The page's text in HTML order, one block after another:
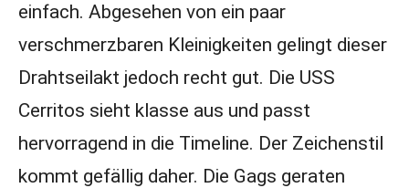
einfach. Abgesehen von ein paar
verschmerzbaren Kleinigkeiten gelingt dieser
Drahtseilakt jedoch recht gut. Die USS
Cerritos sieht klasse aus und passt
hervorragend in die Timeline. Der Zeichenstil
kommt gefällig daher. Die Gags geraten